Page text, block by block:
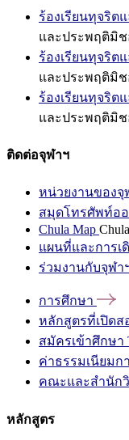
ร้องเรียนทุจริต
และประพฤติมิช
ร้องเรียนทุจริต
และประพฤติมิช
ร้องเรียนทุจริต
และประพฤติมิช
ติดต่อจุฬาฯ
หน่วยงานของจุ
สมุดโทรศัพท์อ
Chula Map
แผนที่และการเ
ร่วมงานกับจุฬา
การศึกษา
หลักสูตรที่เปิดส
สมัครเข้าศึกษา
ค่าธรรมเนียมก
คณะและสำนัก
หลักสูตร